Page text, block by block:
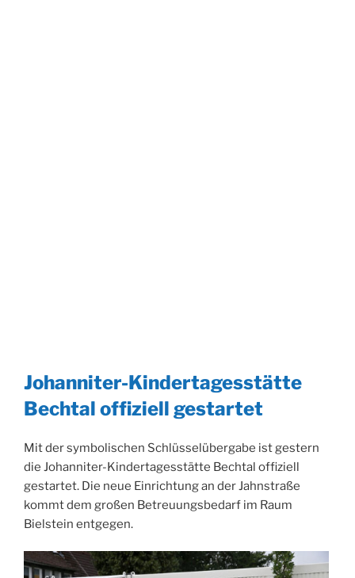
Johanniter-Kindertagesstätte
Bechtal offiziell gestartet
Mit der symbolischen Schlüsselübergabe ist gestern
die Johanniter-Kindertagesstätte Bechtal offiziell
gestartet. Die neue Einrichtung an der Jahnstraße
kommt dem großen Betreuungsbedarf im Raum
Bielstein entgegen.